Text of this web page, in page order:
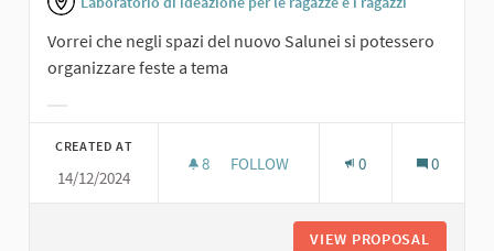
Vorrei che negli spazi del nuovo Salunei si potessero
organizzare feste a tema
CREATED AT
14/12/2024
8 8 FOLLOWERS
FOLLOW 0 0
VIEW PROPOSAL